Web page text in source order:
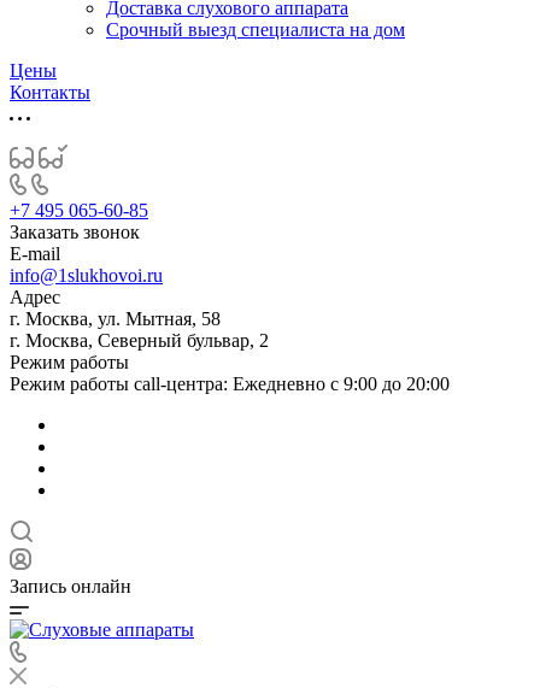
Доставка слухового аппарата
Срочный выезд специалиста на дом
Цены
Контакты
+7 495 065-60-85
Заказать звонок
E-mail
info@1slukhovoi.ru
Адрес
г. Москва, ул. Мытная, 58
г. Москва, Северный бульвар, 2
Режим работы
Режим работы call-центра: Ежедневно с 9:00 до 20:00
Запись онлайн